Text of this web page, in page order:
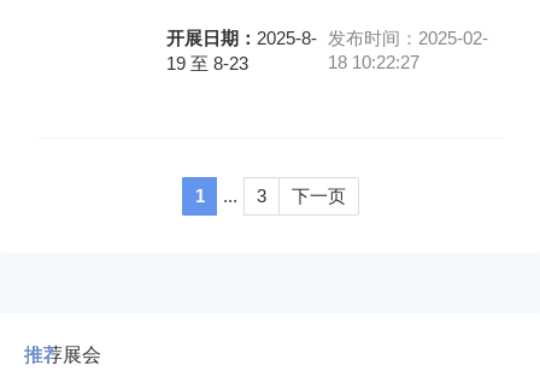
开展日期： 2025-8-
19 至 8-23
发布时间：2025-02-
18 10:22:27
1 ... 3 下一页
推荐展会